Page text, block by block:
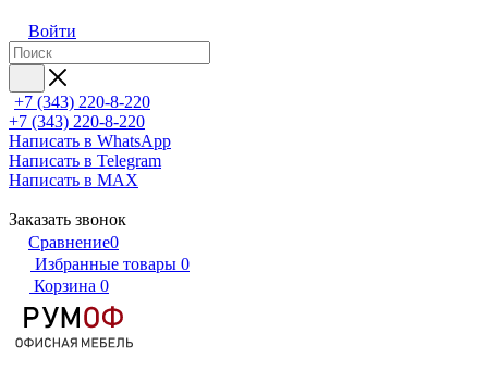
Войти
+7 (343) 220-8-220
+7 (343) 220-8-220
Написать в WhatsApp
Написать в Telegram
Написать в MAX
Заказать звонок
Сравнение0
Избранные товары 0
Корзина 0